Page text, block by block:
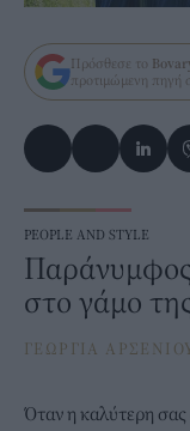
Πρόσθεσε το
προτιμώμενη πηγή
PEOPLE AND STYLE
στο γάμο
ΓΕΩΡΓΙΑ ΑΡΣΕΝΙΟΥ
Όταν η καλύτερη σας